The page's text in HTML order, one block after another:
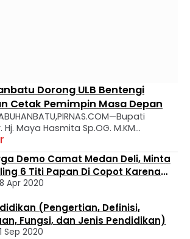
Dorong ULB Bentengi
Cetak Pemimpin Masa Depan
Maya Hasmita Sp.OG. M.KM
mendalam atas perjalanan
Labuhanbatu (ULB) yang kini genap
Dalam usianya yang makin matang,
tidak hanya menjadi tempat transfer
candradimuka dalam
muda yang inovatif, kritis, dan
tersebut disampaikan Bupati …
Demo Camat Medan Deli, Minta
6 Titi Papan Di Copot Karena
Sama Warganya
Apr 2020
(Pengertian, Definisi,
Fungsi, dan Jenis Pendidikan)
Sep 2020